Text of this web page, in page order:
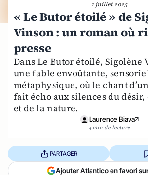
1 juillet 2025
« Le Butor étoilé » de
Vinson : un roman où
presse
Dans Le Butor étoilé, Sigolène
une fable envoûtante,
métaphysique, où le chant
fait écho aux silences du désir,
et de la nature.
Laurence Biava
4 min de lecture
PARTAGER
Ajouter Atlantico en favori